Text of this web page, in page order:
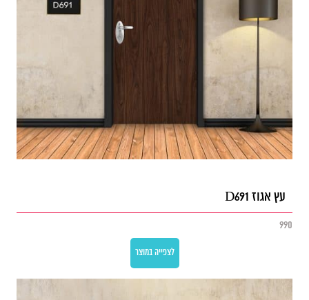
עץ אגוז D691
990
לצפייה במוצר